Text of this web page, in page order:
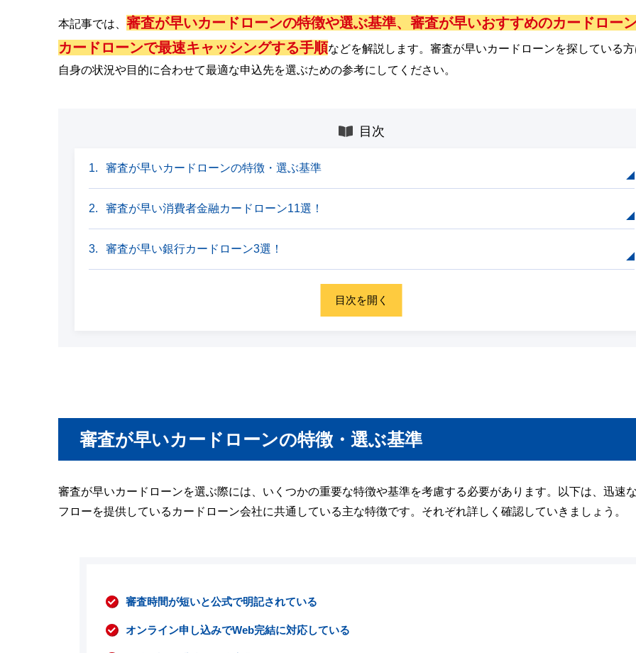
本記事では、 審査が早いカードローンの特徴や選ぶ基準、審査が早いおすすめのカードロー
カードローンで最速キャッシングする手順などを解説します。審査が早いカードローンを探している
自身の状況や目的に合わせて最適な申込先を選ぶための参考にしてください。
目次
審査が早いカードローンの特徴・選ぶ基準
審査が早い消費者金融カードローン11選！
審査が早い銀行カードローン3選！
目次を開く
審査が早いカードローンの特徴・選ぶ基準
審査が早いカードローンを選ぶ際には、いくつかの重要な特徴や基準を考慮する必要があります。以下は、迅速
フローを提供しているカードローン会社に共通している主な特徴です。それぞれ詳しく確認していきましょう。
審査時間が短いと公式で明記されている
オンライン申し込みでWeb完結に対応している